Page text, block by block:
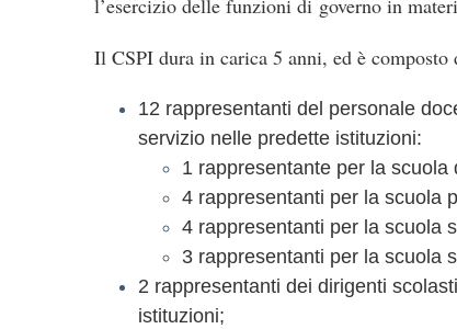
l’esercizio delle funzioni di governo in
Il CSPI dura in carica 5 anni, ed è composto
12 rappresentanti del personale
servizio nelle predette istituzioni:
1 rappresentante per la scuola
4 rappresentanti per la scuola
4 rappresentanti per la scuola
3 rappresentanti per la scuola
2 rappresentanti dei dirigenti
istituzioni;